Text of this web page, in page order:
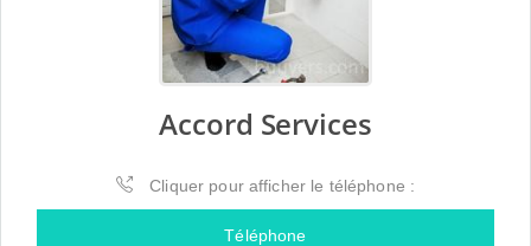
Accord Services
Cliquer pour afficher le téléphone :
Téléphone